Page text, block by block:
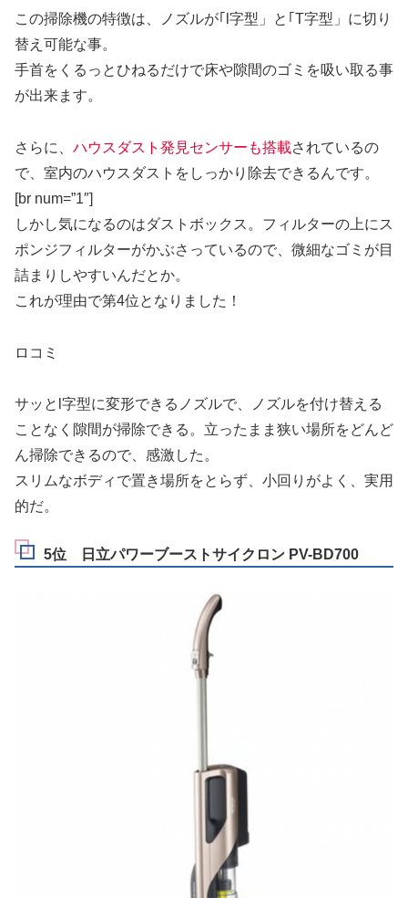
この掃除機の特徴は、
ノズルが｢l字型」と｢T字型」に切り
替え可能な事。
手首をくるっとひねるだけで床や隙間のゴミを吸い取る事
が出来ます。
さらに、 ハウスダスト発見センサーも搭載されているの
で、室内のハウスダストをしっかり除去できるんです。
[br num=”1″]
しかし気になるのはダストボックス。フィルターの上にス
ポンジフィルターがかぶさっているので、微細なゴミが目
詰まりしやすいんだとか。
これが理由で第4位となりました！
ロコミ
サッとl字型に変形できるノズルで、ノズルを付け替える
ことなく隙間が掃除できる。立ったまま狭い場所をどんど
ん掃除できるので、感激した。
スリムなボディで置き場所をとらず、小回りがよく、実用
的だ。
5位 日立パワーブーストサイクロン PV-BD700